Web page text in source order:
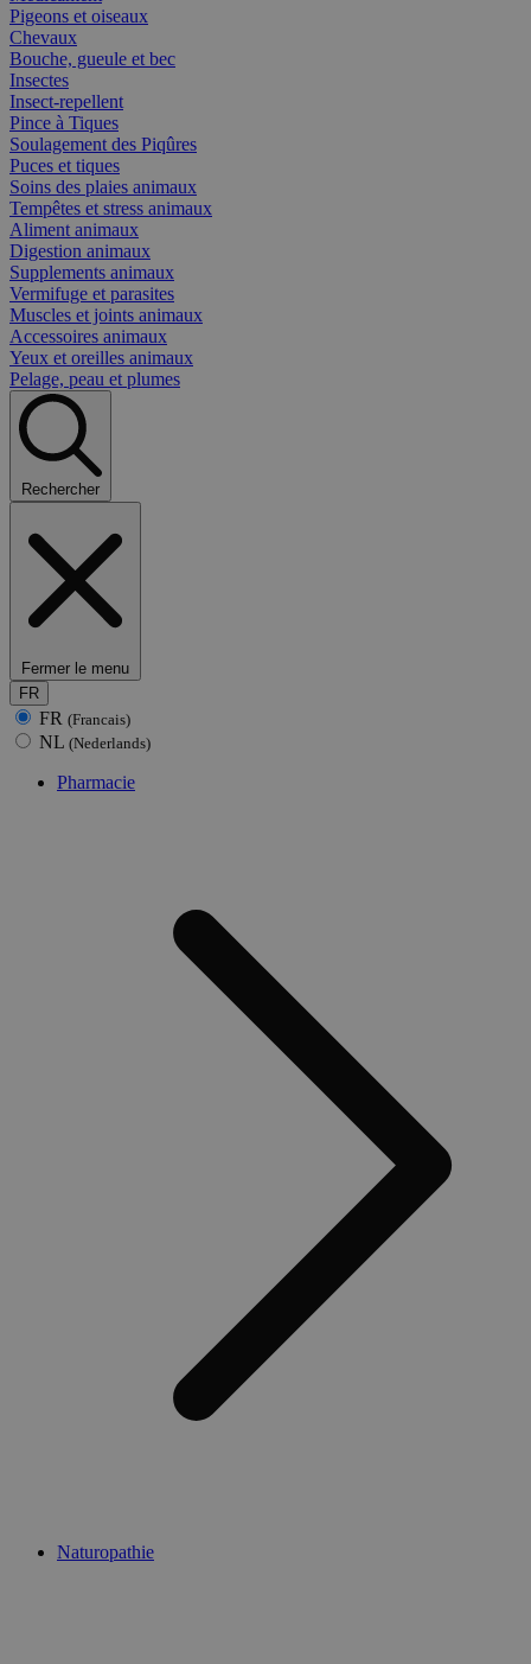
Pigeons et oiseaux
Chevaux
Bouche, gueule et bec
Insectes
Insect-repellent
Pince à Tiques
Soulagement des Piqûres
Puces et tiques
Soins des plaies animaux
Tempêtes et stress animaux
Aliment animaux
Digestion animaux
Supplements animaux
Vermifuge et parasites
Muscles et joints animaux
Accessoires animaux
Yeux et oreilles animaux
Pelage, peau et plumes
Rechercher
Fermer le menu
FR
FR (Francais)
NL (Nederlands)
Pharmacie
Naturopathie